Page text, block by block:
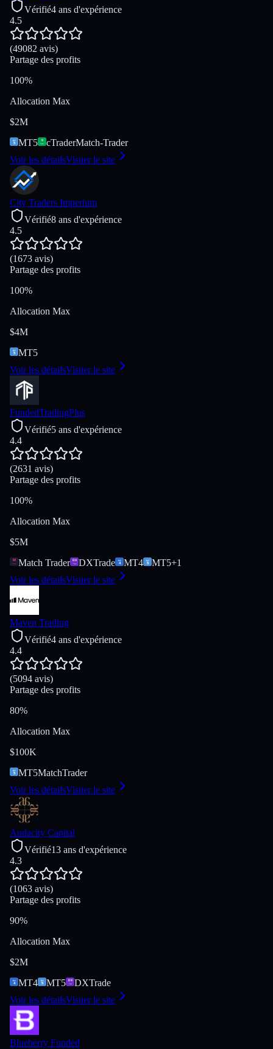
Vérifié4 ans d'expérience
4.5
(49082 avis)
Partage des profits
100%
Allocation Max
$2M
MT5
cTraderMatch-Trader
Voir les détailsVisiter le site
City Traders Imperium
Vérifié8 ans d'expérience
4.5
(1673 avis)
Partage des profits
100%
Allocation Max
$4M
MT5
Voir les détailsVisiter le site
FundedTradingPlus
Vérifié5 ans d'expérience
4.4
(2631 avis)
Partage des profits
100%
Allocation Max
$5M
Match Trader
DXTrade MT4 MT5+1
Voir les détailsVisiter le site
Maven Trading
Vérifié4 ans d'expérience
4.4
(5094 avis)
Partage des profits
80%
Allocation Max
$100K
MT5MatchTrader
Voir les détailsVisiter le site
Audacity Capital
Vérifié13 ans d'expérience
4.3
(1063 avis)
Partage des profits
90%
Allocation Max
$2M
MT4
MT5
DXTrade
Voir les détailsVisiter le site
Blueberry Funded